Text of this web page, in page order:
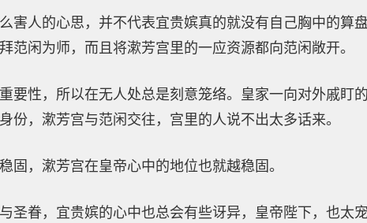
害人的心思，并不代表宜贵嫔真的就没有自己胸中的算
范闲为师，而且将漱芳宫里的一应资源都向范闲敞开。
要性，所以在无人处总是刻意笼络。皇家一向对外戚盯
份，漱芳宫与范闲交往，宫里的人说不出太多话来。
，漱芳宫在皇帝心中的地位也就越稳固。
圣眷，宜贵嫔的心中也总会有些讶异，皇帝陛下，也太